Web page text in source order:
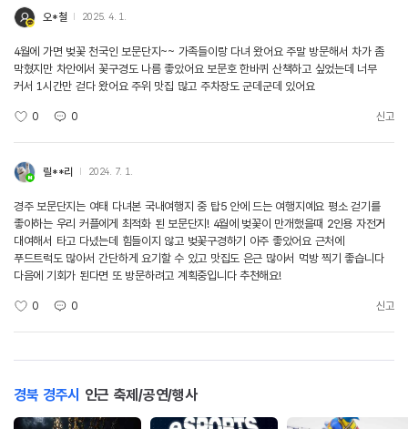
오*철 2025. 4. 1.
4월에 가면 벚꽃 천국인 보문단지~~ 가족들이랑 다녀 왔어요 주말 방문해서 차가 좀
막혔지만 차안에서 꽃구경도 나름 좋았어요 보문호 한바퀴 산책하고 싶었는데 너무
커서 1시간만 걷다 왔어요 주위 맛집 많고 주차장도 군데군데 있어요
0 0 신고
릴**리 2024. 7. 1.
경주 보문단지는 여태 다녀본 국내여행지 중 탑5 안에 드는 여행지예요 평소 걷기를
좋아하는 우리 커플에게 최적화 된 보문단지! 4월에 벚꽃이 만개했을때 2인용 자전거
대여해서 타고 다녔는데 힘들이지 않고 벚꽃구경하기 아주 좋았어요 근처에
푸드트럭도 많아서 간단하게 요기할 수 있고 맛집도 은근 많아서 먹방 찍기 좋습니다
다음에 기회가 된다면 또 방문하려고 계획중입니다 추천해요!
0 0 신고
경북 경주시 인근 축제/공연/행사